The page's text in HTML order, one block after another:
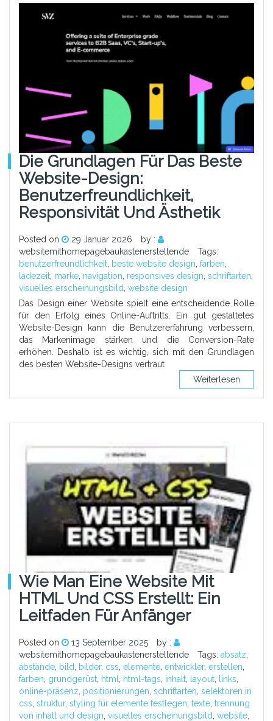
Die Grundlagen Für Das Beste
Website-Design:
Benutzerfreundlichkeit,
Responsivität Und Ästhetik
Posted on 29 Januar 2026
by :
websitemithomepagebaukastenerstellende
Tags:
benutzerfreundlichkeit beste website design farben
ladezeit marke navigation responsives design schriftarten
visuelles erscheinungsbild website design
Das Design einer Website spielt eine entscheidende Rolle
für den Erfolg eines Online-Auftritts. Ein gut gestaltetes
Website-Design kann die Benutzererfahrung verbessern,
das Markenimage stärken und die Conversion-Rate
erhöhen. Deshalb ist es wichtig, sich mit den Grundlagen
des besten Website-Designs vertraut
Weiterlesen
Wie Man Eine Website Mit
HTML Und CSS Erstellt: Ein
Leitfaden Für Anfänger
Posted on 13 September 2025
by :
websitemithomepagebaukastenerstellende
Tags: absatz,
abstände, bild, bilder, css, elemente, entwickler, erstellen,
farben, grundgerüst, html, html-tags, inhalt, layout, links,
online-präsenz, positionierungen, schriftarten, selektoren in
css, struktur, styling für elemente festlegen, texte, trennung
von inhalt und design, visuelles erscheinungsbild, website,